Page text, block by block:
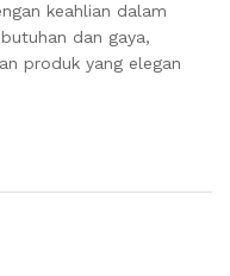
keahlian dalam
dan gaya,
produk yang elegan